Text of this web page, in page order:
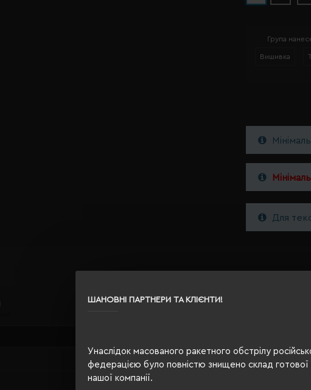
ШАНОВНІ ПАРТНЕРИ ТА КЛІЄНТИ!
Унаслідок масованого ракетного обстрілу
федерацією було повністю знищено склад готової
нашої компанії.
Група
Вишивка
Для
морський